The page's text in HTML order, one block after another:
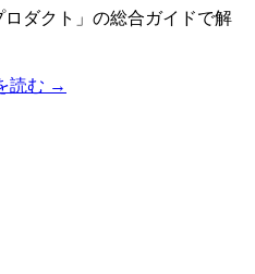
ダクト 」の総合ガイドで解
読む →